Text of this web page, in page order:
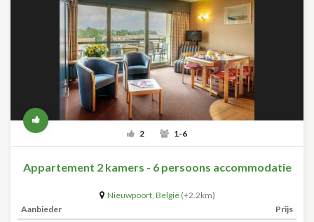
2 1-6
Appartement 2 kamers - 6 persoons accommodatie
Nieuwpoort, België (+2.2km)
Aanbieder
Prijs